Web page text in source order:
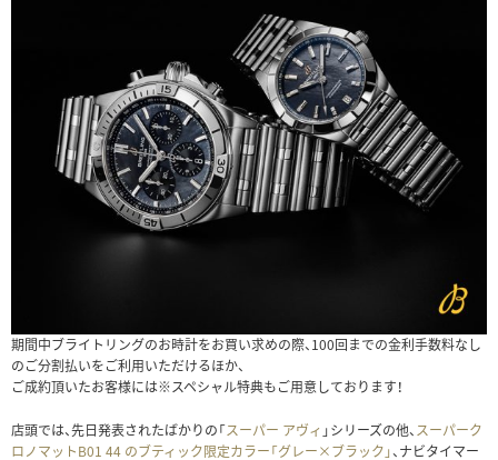
期間中ブライトリングのお時計をお買い求めの際、100回までの金利手数料なし
のご分割払いをご利用いただけるほか、
ご成約頂いたお客様には※スペシャル特典もご用意しております！
店頭では、先日発表されたばかりの「スーパー アヴィ 」シリーズの他、 スーパーク
ロノマットB01 44 のブティック限定カラー「グレー×ブラック」、ナビタイマー